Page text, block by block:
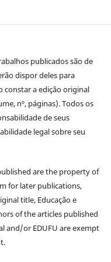
publicados são de
dispor deles para
constar a edição original
nº, páginas). Todos os
de seus
legal sobre seu
are the property of
for later publications,
title, Educação e
of the articles published
and/or EDUFU are exempt